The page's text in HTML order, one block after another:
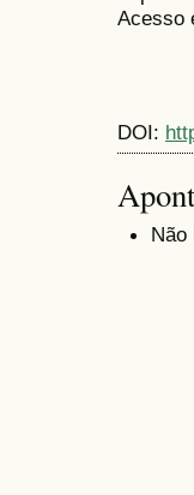
Acesso
DOI:
Não